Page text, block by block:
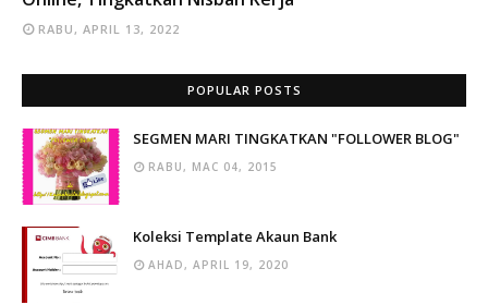
RABU, APRIL 13, 2022
POPULAR POSTS
SEGMEN MARI TINGKATKAN "FOLLOWER BLOG"
RABU, MAC 04, 2015
Koleksi Template Akaun Bank
AHAD, APRIL 19, 2020